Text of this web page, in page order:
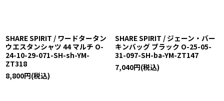
SHARE SPIRIT / ワードタータン
ウエスタンシャツ 44 マルチ O-
24-10-29-071-SH-sh-YM-
ZT318
8,800円(税込)
SHARE SPIRIT / ジェーン・バー
キンバッグ ブラック O-25-05-
31-097-SH-ba-YM-ZT147
7,040円(税込)